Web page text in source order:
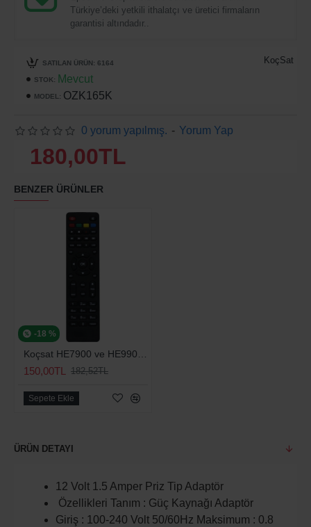
Türkiye’deki yetkili ithalatçı ve üretici firmaların
garantisi altındadır..
STOK: Mevcut
MODEL: OZK165K
KoçSat
SATILAN ÜRÜN: 6164
0 yorum yapılmış. - Yorum Yap
180,00TL
BENZER ÜRÜNLER
-18 %
150,00TL 182,52TL
Sepete Ekle
ÜRÜN DETAYI
12 Volt 1.5 Amper Priz Tip Adaptör
Özellikleri Tanım : Güç Kaynağı Adaptör
Giriş : 100-240 Volt 50/60Hz Maksimum : 0.8